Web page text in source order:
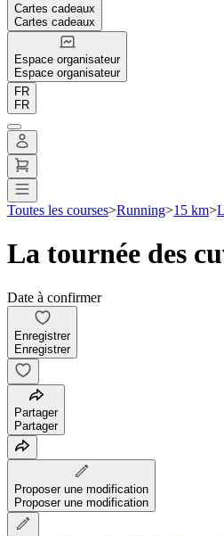
Cartes cadeaux
Cartes cadeaux
Espace organisateur
Espace organisateur
FR
FR
Toutes les courses>Running>15 km>
La tournée des
Date à confirmer
Enregistrer
Enregistrer
Partager
Partager
Proposer une modification
Proposer une modification